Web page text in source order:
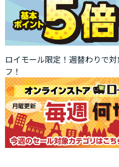
ロイモール限定！週替わりで
フ！